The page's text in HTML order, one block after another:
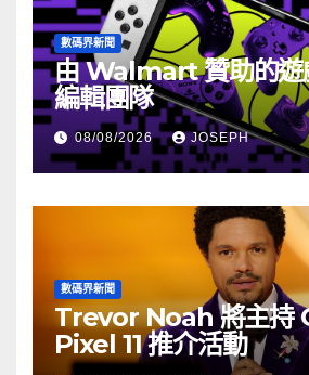
數碼界新聞
由 Walmart 贊助的遊
編輯團隊
08/08/2026 JOSEPH
數碼界新聞
Trevor Noah 將主持
Pixel 11 推介活動